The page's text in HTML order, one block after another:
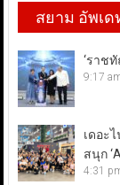
สยาม อัพเด
‘ราชทั
9:17
เดอะ
สนุก
4:31